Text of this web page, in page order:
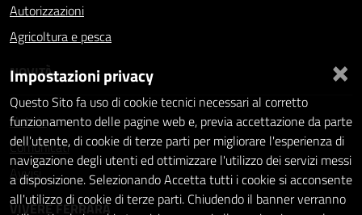
Autorizzazioni
Agricoltura e pesca
NOVITÀ
Notizie
Comunicati
Avvisi
VIVERE FERRARA
×
Impostazioni privacy
Questo Sito fa uso di cookie tecnici necessari al corretto
funzionamento delle pagine web e, previa accettazione da parte
dell'utente, di cookie di terze parti per migliorare l'esperienza di
navigazione degli utenti ed ottimizzare l'utilizzo dei servizi messi
a disposizione. Selezionando Accetta tutti i cookie si acconsente
all'utilizzo di cookie di terze parti. Chiudendo il banner verranno